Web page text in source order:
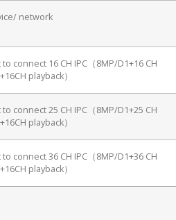
network
connect 16 CH IPC（8MP/D1+16 CH
playback）
connect 25 CH IPC（8MP/D1+25 CH
playback）
connect 36 CH IPC（8MP/D1+36 CH
playback）